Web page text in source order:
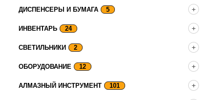
ДИСПЕНСЕРЫ И БУМАГА 5
ИНВЕНТАРЬ 24
СВЕТИЛЬНИКИ 2
ОБОРУДОВАНИЕ 12
АЛМАЗНЫЙ ИНСТРУМЕНТ 101